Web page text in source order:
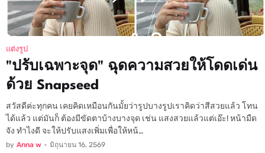
แต่งรูป
"ปรับเฉพาะจุด" ฉุดความสวยให้โดดเด่น
ด้วย Snapseed
สวัสดีค่ะทุกคน เคยคิดเหมือนกันมั้ยว่ารูปบางรูปเราคิดว่าสีสวยแล้ว โทน
ได้แล้ว แต่มันก็ ต้องมีขัดตาบ้างบางจุด เช่น แสงสวยแล้วแต่เอ๊ะ! หน้ามืด
จัง ทำไงดี จะให้ปรับแสงเพิ่มเพื่อให้หน้…
by Anna w - มิถุนายน 16, 2569